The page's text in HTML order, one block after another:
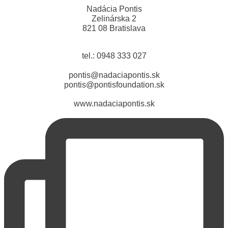
Nadácia Pontis
Zelinárska 2
821 08 Bratislava
tel.: 0948 333 027
pontis@nadaciapontis.sk
pontis@pontisfoundation.sk
www.nadaciapontis.sk